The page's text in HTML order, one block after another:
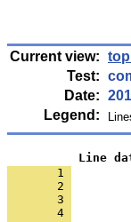
Current view: top
Test:
Date:
Legend:
Line
       1
       2
       3
       4